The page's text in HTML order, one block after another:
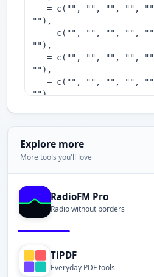
Explore more
More tools you'll love
RadioFM Pro
Radio without borders
TiPDF
Everyday PDF tools